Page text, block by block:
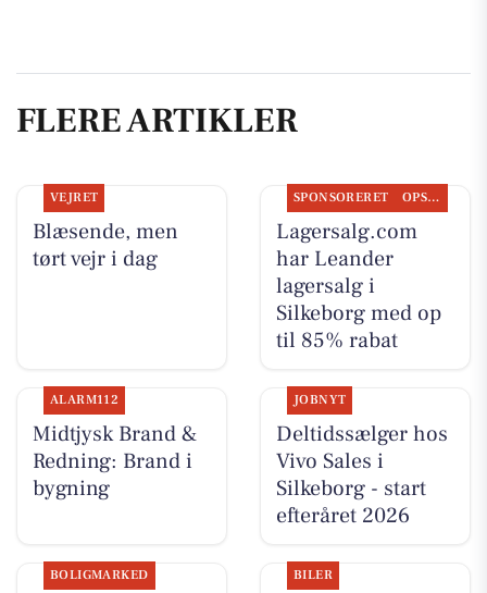
FLERE ARTIKLER
VEJRET
Blæsende, men
tørt vejr i dag
SPONSORERET OPSLAGSTAVLEN
Lagersalg.com
har Leander
lagersalg i
Silkeborg med op
til 85% rabat
ALARM112
Midtjysk Brand &
Redning: Brand i
bygning
JOBNYT
Deltidssælger hos
Vivo Sales i
Silkeborg - start
efteråret 2026
BOLIGMARKED BILER